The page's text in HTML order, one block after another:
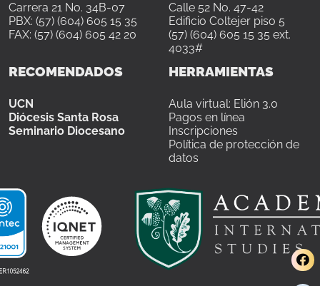
Carrera 21 No. 34B-07
PBX: (57) (604) 605 15 35
FAX: (57) (604) 605 42 20
Calle 52 No. 47-42
Edificio Coltejer piso 5
(57) (604) 605 15 35 ext.
4033#
RECOMENDADOS
UCN
Diócesis Santa Rosa
Seminario Diocesano
HERRAMIENTAS
Aula virtual: Elión 3.0
Pagos en línea
Inscripciones
Política de protección de
datos